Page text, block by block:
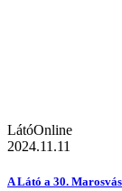
LátóOnline
2024.11.11
A Látó a 30.